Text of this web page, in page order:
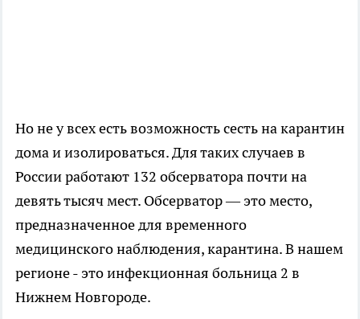
Но не у всех есть возможность сесть на карантин
дома и изолироваться. Для таких случаев в
России работают 132 обсерватора почти на
девять тысяч мест. Обсерватор — это место,
предназначенное для временного
медицинского наблюдения, карантина. В нашем
регионе - это инфекционная больница 2 в
Нижнем Новгороде.